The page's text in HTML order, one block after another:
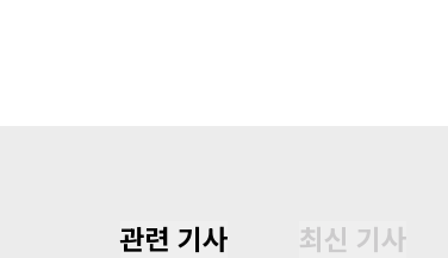
관련 기사 최신 기사